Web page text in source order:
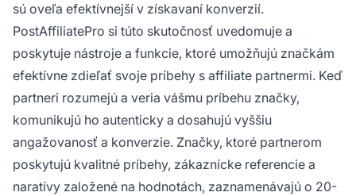
sú oveľa efektívnejší v získavaní konverzií.
PostAffiliatePro si túto skutočnosť uvedomuje a
poskytuje nástroje a funkcie, ktoré umožňujú značkám
efektívne zdieľať svoje príbehy s affiliate partnermi. Keď
partneri rozumejú a veria vášmu príbehu značky,
komunikujú ho autenticky a dosahujú vyššiu
angažovanosť a konverzie. Značky, ktoré partnerom
poskytujú kvalitné príbehy, zákaznícke referencie a
naratívy založené na hodnotách, zaznamenávajú o 20-